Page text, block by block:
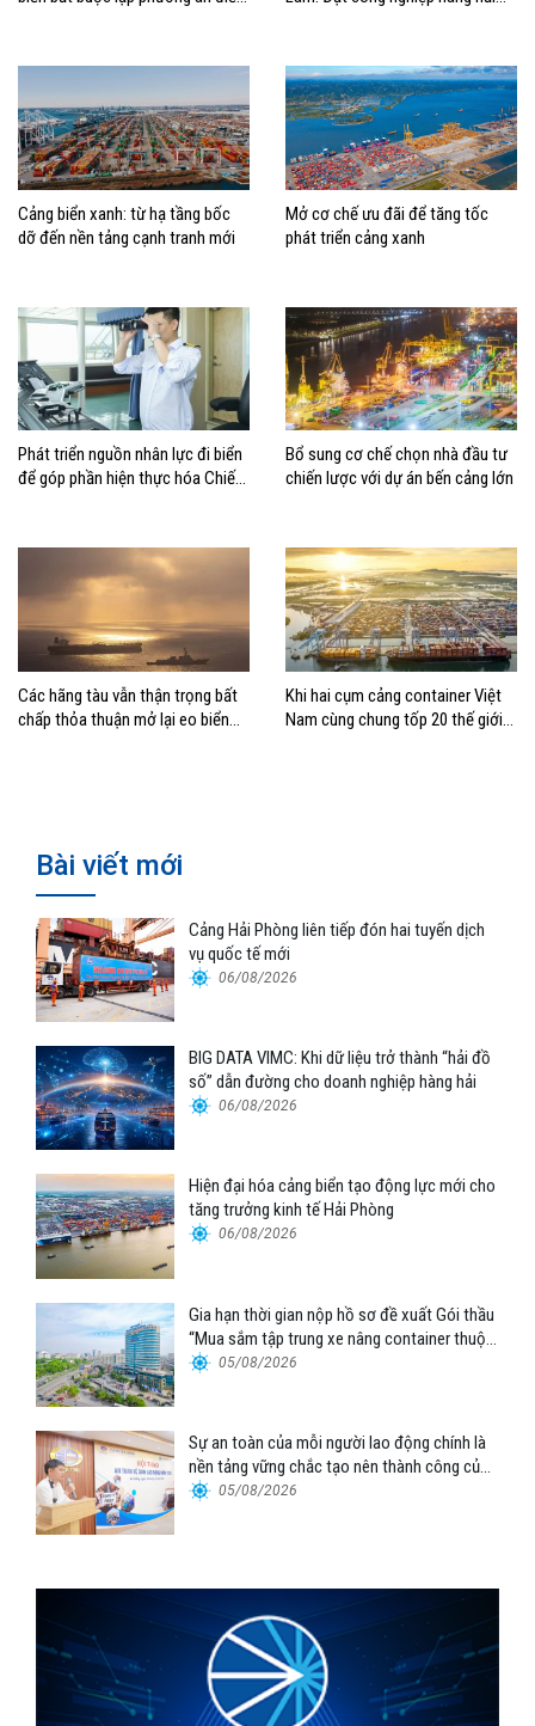
biển mạnh
Cảng biển xanh: từ hạ tầng bốc
dỡ đến nền tảng cạnh tranh mới
Mở cơ chế ưu đãi để tăng tốc
phát triển cảng xanh
Phát triển nguồn nhân lực đi biển
để góp phần hiện thực hóa Chiến
Bổ sung cơ chế chọn nhà đầu tư
chiến lược với dự án bến cảng lớn
Các hãng tàu vẫn thận trọng bất
chấp thỏa thuận mở lại eo biển
Khi hai cụm cảng container Việt
Nam cùng chung tốp 20 thế giới
Bài viết mới
Cảng Hải Phòng liên tiếp đón hai tuyến dịch
vụ quốc tế mới
06/08/2026
BIG DATA VIMC: Khi dữ liệu trở thành “hải đồ
số” dẫn đường cho doanh nghiệp hàng hải
06/08/2026
Hiện đại hóa cảng biển tạo động lực mới cho
tăng trưởng kinh tế Hải Phòng
06/08/2026
Gia hạn thời gian nộp hồ sơ đề xuất Gói thầu
“Mua sắm tập trung xe nâng container thuộc
Tổng công ty Hàng hải Việt Nam – CTCP”
05/08/2026
Sự an toàn của mỗi người lao động chính là
nền tảng vững chắc tạo nên thành công của
Cảng Đà Nẵng
05/08/2026